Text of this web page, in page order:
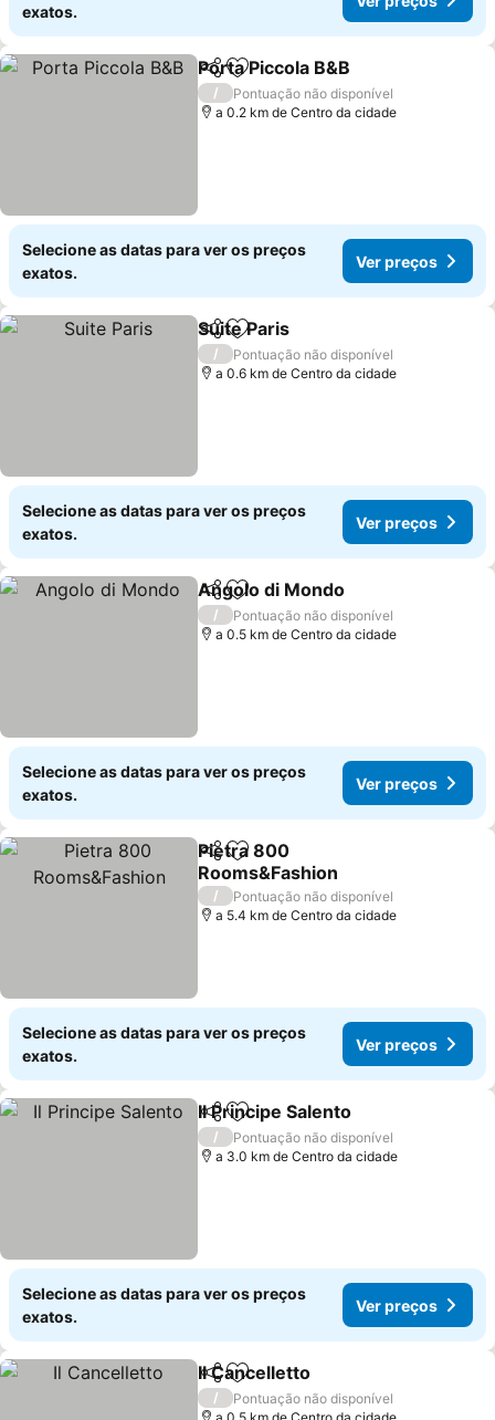
exatos.
PartilharAdicionar aos favoritos
Porta Piccola B&B
/
Pontuação não disponível
a 0.2 km de Centro da cidade
Selecione as datas para ver os preços
exatos.
Ver preços
PartilharAdicionar aos favoritos
Suite Paris
/
Pontuação não disponível
a 0.6 km de Centro da cidade
Selecione as datas para ver os preços
exatos.
Ver preços
PartilharAdicionar aos favoritos
Angolo di Mondo
/
Pontuação não disponível
a 0.5 km de Centro da cidade
Selecione as datas para ver os preços
exatos.
Ver preços
PartilharAdicionar aos favoritos
Pietra 800
Rooms&Fashion
/
Pontuação não disponível
a 5.4 km de Centro da cidade
Selecione as datas para ver os preços
exatos.
Ver preços
PartilharAdicionar aos favoritos
Il Principe Salento
/
Pontuação não disponível
a 3.0 km de Centro da cidade
Selecione as datas para ver os preços
exatos.
Ver preços
PartilharAdicionar aos favoritos
Il Cancelletto
/
Pontuação não disponível